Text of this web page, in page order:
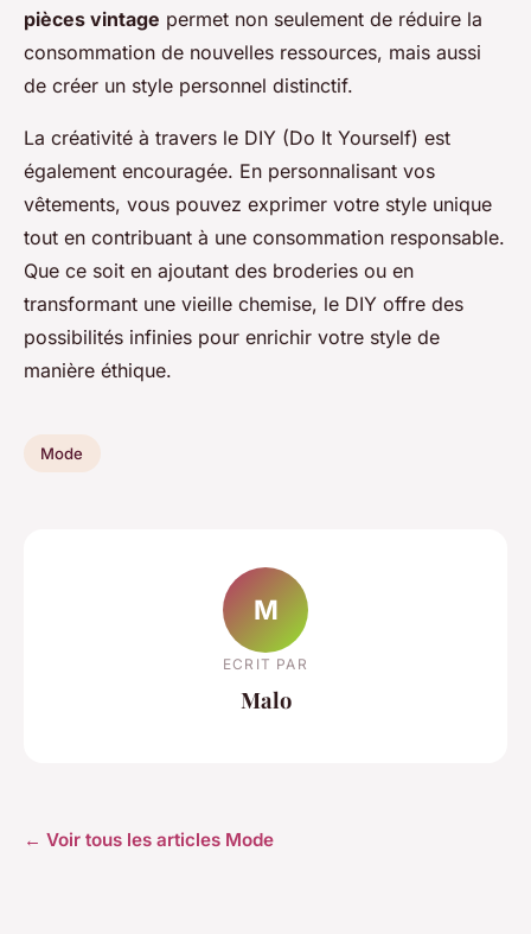
pièces vintage permet non seulement de réduire la
consommation de nouvelles ressources, mais aussi
de créer un style personnel distinctif.
La créativité à travers le DIY (Do It Yourself) est
également encouragée. En personnalisant vos
vêtements, vous pouvez exprimer votre style unique
tout en contribuant à une consommation responsable.
Que ce soit en ajoutant des broderies ou en
transformant une vieille chemise, le DIY offre des
possibilités infinies pour enrichir votre style de
manière éthique.
Mode
M
ECRIT PAR
Malo
← Voir tous les articles Mode